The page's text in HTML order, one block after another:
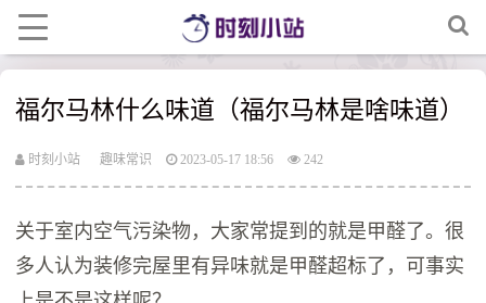
福尔马林什么味道（福尔马林是啥味道）
时刻小站 趣味常识 2023-05-17 18:56 242
关于室内空气污染物，大家常提到的就是甲醛了。很
多人认为装修完屋里有异味就是甲醛超标了，可事实